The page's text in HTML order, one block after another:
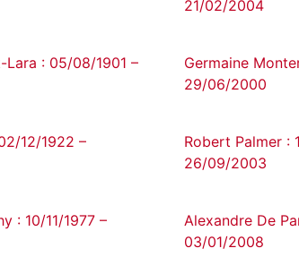
21/02/2004
Lara : 05/08/1901 –
Germaine
29/06/2000
12/1922 –
Robert Palmer :
26/09/2003
: 10/11/1977 –
Alexandre De
03/01/2008